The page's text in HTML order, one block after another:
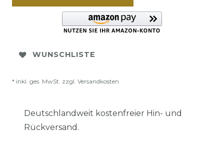
WUNSCHLISTE
* inkl. ges. MwSt. zzgl. Versandkosten
Deutschlandweit kostenfreier Hin- und
Rückversand.